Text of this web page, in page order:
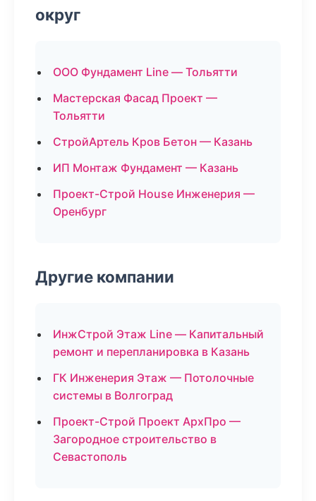
округ
ООО Фундамент Line — Тольятти
Мастерская Фасад Проект —
Тольятти
СтройАртель Кров Бетон — Казань
ИП Монтаж Фундамент — Казань
Проект-Строй House Инженерия —
Оренбург
Другие компании
ИнжСтрой Этаж Line — Капитальный
ремонт и перепланировка в Казань
ГК Инженерия Этаж — Потолочные
системы в Волгоград
Проект-Строй Проект АрхПро —
Загородное строительство в
Севастополь